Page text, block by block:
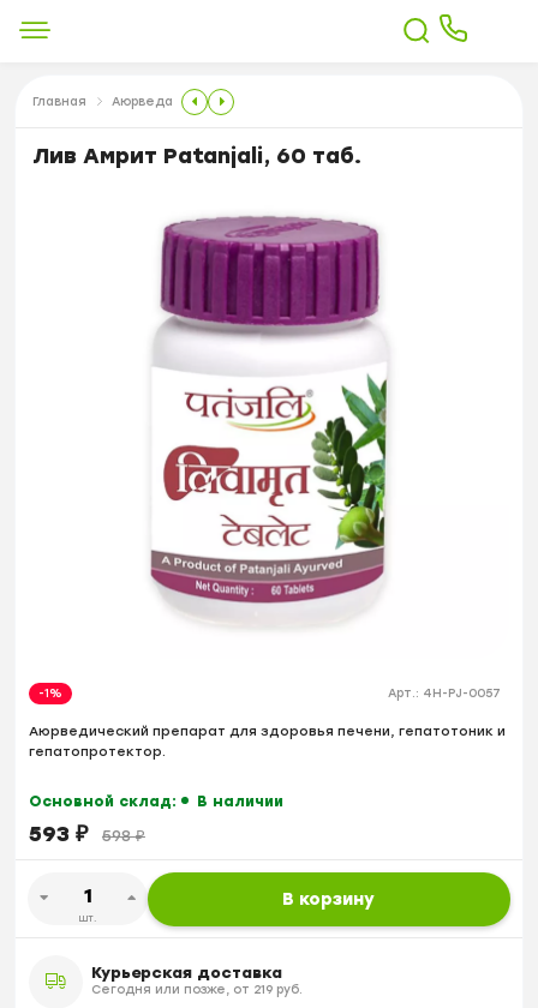
Главная Аюрведа
Лив Амрит Patanjali, 60 таб.
-1% Арт.: 4H-PJ-0057
Аюрведический препарат для здоровья печени, гепатотоник и
гепатопротектор.
Основной склад: В наличии
593 ₽ 598₽
шт.
В корзину
Курьерская доставка
Сегодня или позже, от 219 руб.